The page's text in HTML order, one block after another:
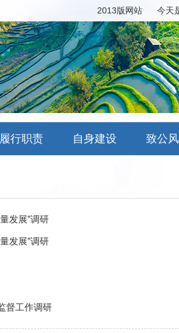
2013版网站 今天
履行职责 自身建设 致公
发展”调研
发展”调研
督工作调研